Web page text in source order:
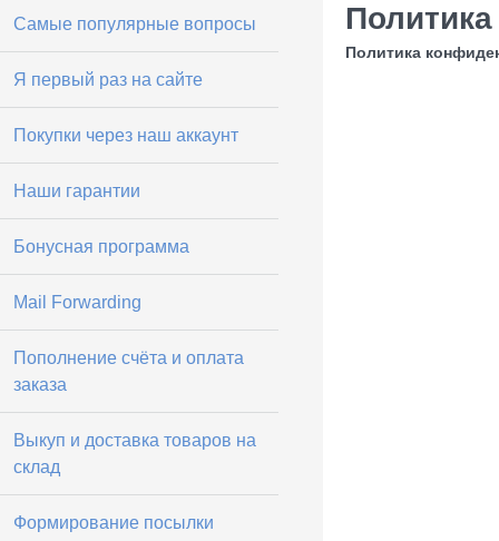
Самые популярные вопросы
Я первый раз на сайте
Покупки через наш аккаунт
Наши гарантии
Бонусная программа
Mail Forwarding
Пополнение счёта и оплата
заказа
Выкуп и доставка товаров на
склад
Формирование посылки
Политика